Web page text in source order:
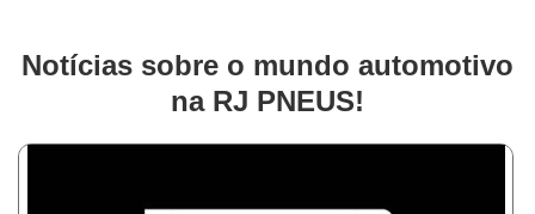
Notícias sobre o mundo automotivo
na RJ PNEUS!